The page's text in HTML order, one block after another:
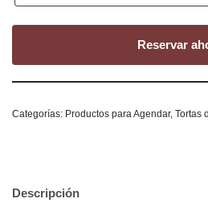
Reservar
Categorías: Productos para Agendar, Tortas
Descripción